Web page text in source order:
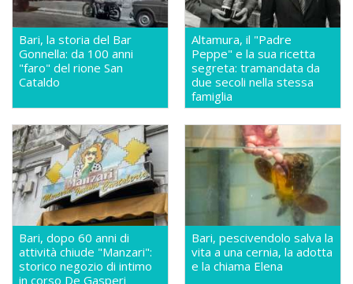
Bari, la storia del Bar
Gonnella: da 100 anni
"faro" del rione San
Cataldo
Altamura, il "Padre
Peppe" e la sua ricetta
segreta: tramandata da
due secoli nella stessa
famiglia
Bari, dopo 60 anni di
attività chiude "Manzari":
storico negozio di intimo
in corso De Gasperi
Bari, pescivendolo salva la
vita a una cernia, la adotta
e la chiama Elena